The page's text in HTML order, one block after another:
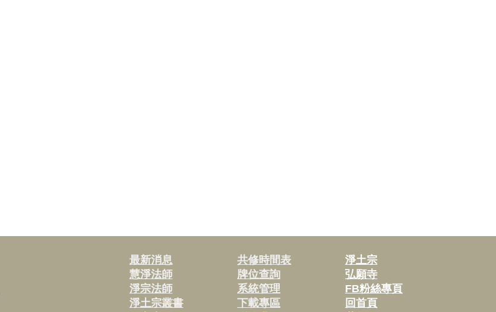
最新消息
慧淨法師
淨宗法師
淨土宗叢書
共修時間表
牌位查詢
系統管理
下載專區
淨土宗
弘願寺
FB粉絲專頁
回首頁